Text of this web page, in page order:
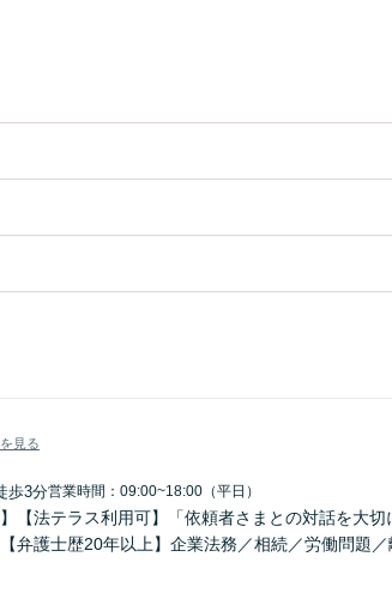
見る
歩3分営業時間：09:00~18:00（平日）
【法テラス利用可】「依頼者さまとの対話を大
弁護士歴20年以上】企業法務／相続／労働問題